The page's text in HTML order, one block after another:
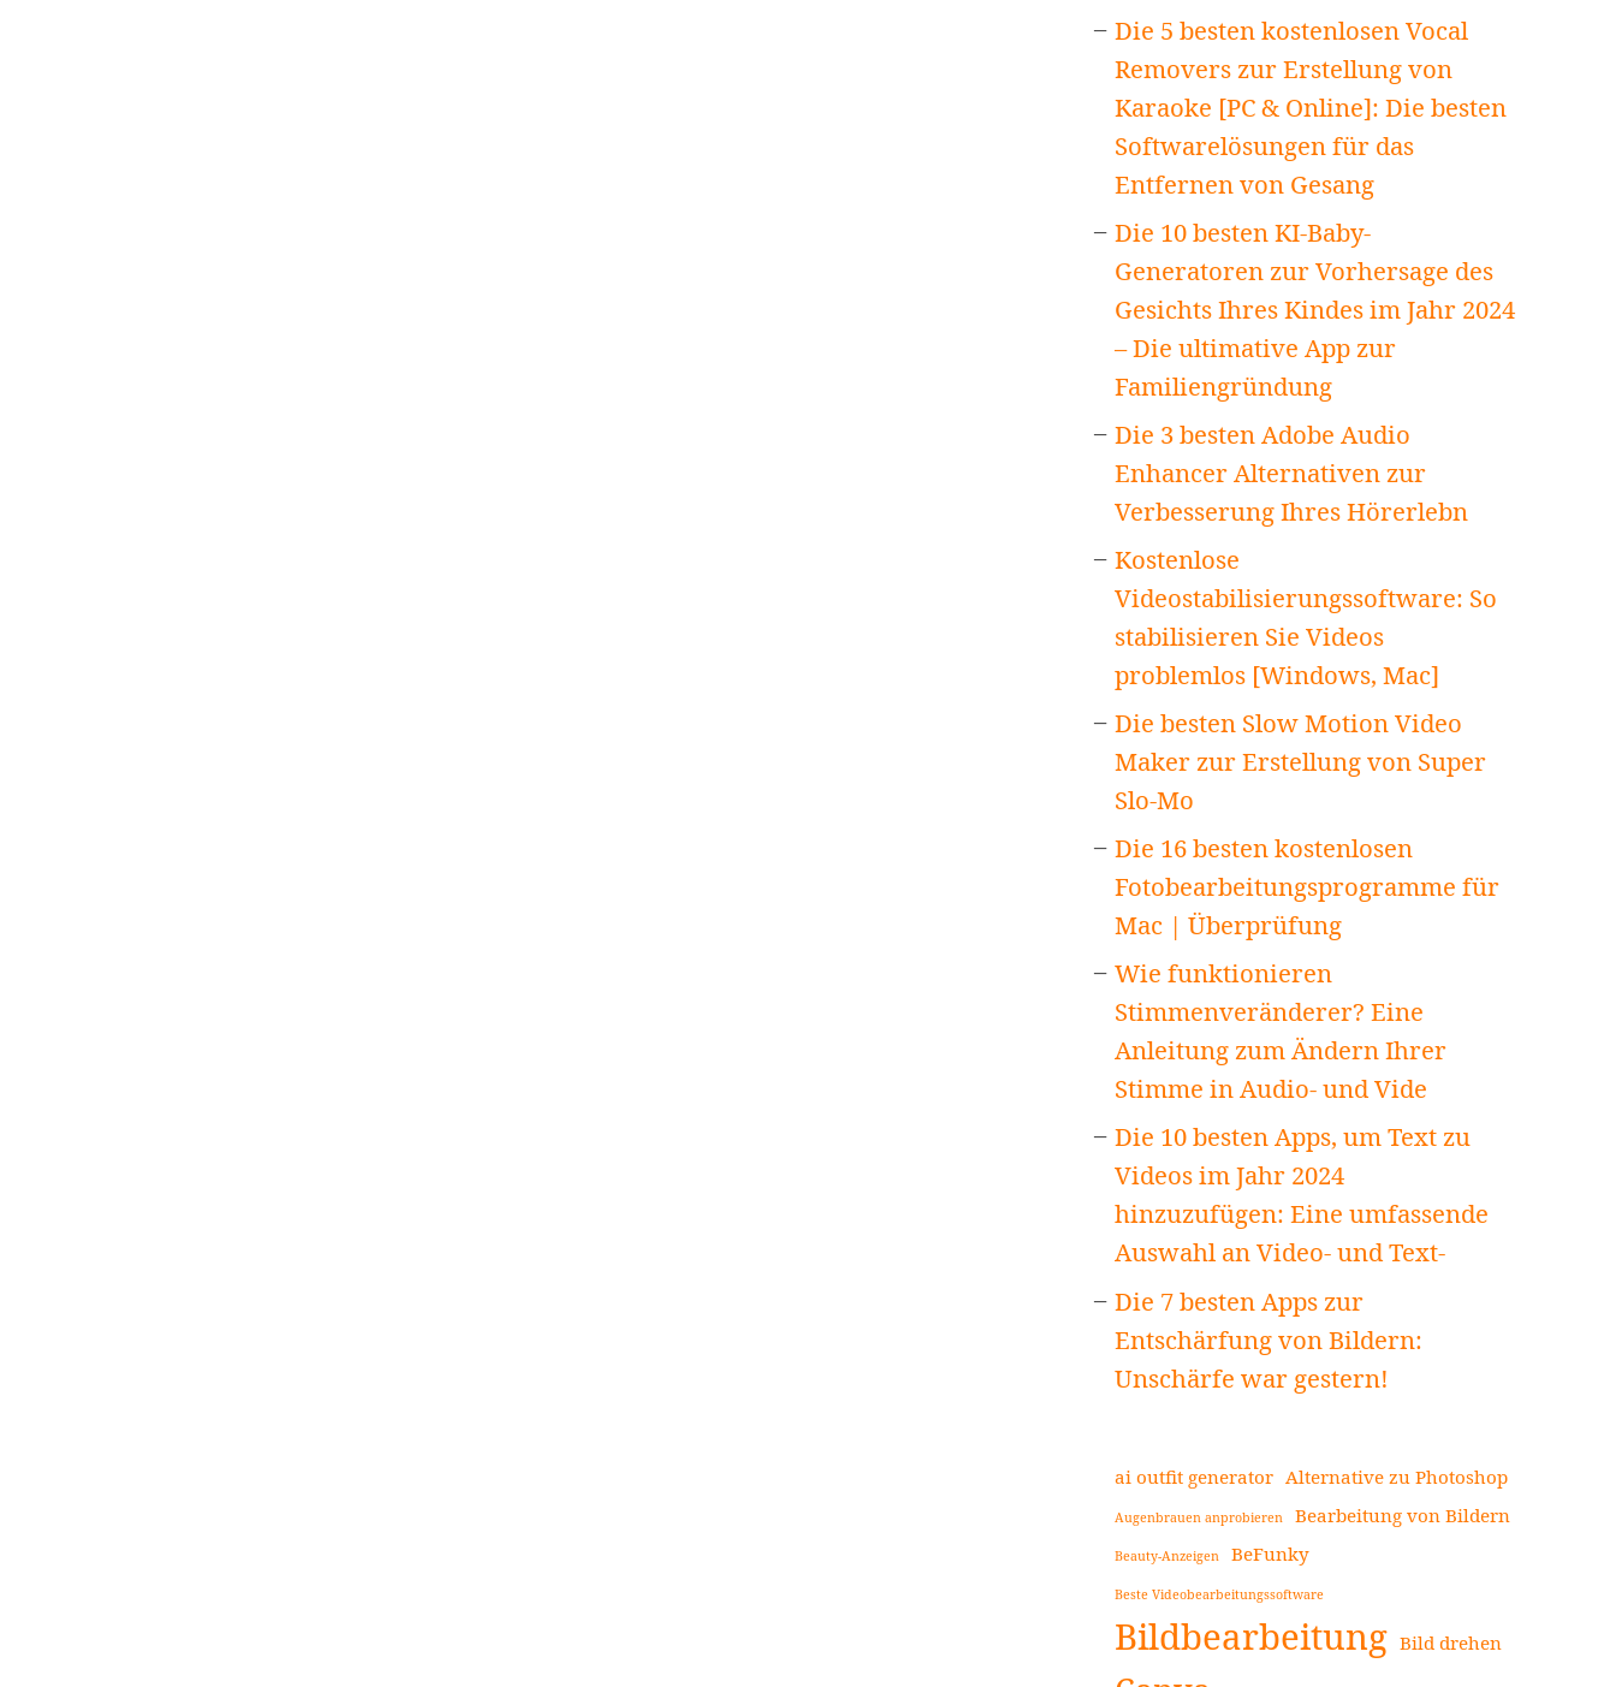
Die 5 besten kostenlosen Vocal
Removers zur Erstellung von
Karaoke [PC & Online]: Die besten
Softwarelösungen für das
Entfernen von Gesang
Die 10 besten KI-Baby-
Generatoren zur Vorhersage des
Gesichts Ihres Kindes im Jahr 2024
– Die ultimative App zur
Familiengründung
Die 3 besten Adobe Audio
Enhancer Alternativen zur
Verbesserung Ihres Hörerlebn
Kostenlose
Videostabilisierungssoftware: So
stabilisieren Sie Videos
problemlos [Windows, Mac]
Die besten Slow Motion Video
Maker zur Erstellung von Super
Slo-Mo
Die 16 besten kostenlosen
Fotobearbeitungsprogramme für
Mac | Überprüfung
Wie funktionieren
Stimmenveränderer? Eine
Anleitung zum Ändern Ihrer
Stimme in Audio- und Vide
Die 10 besten Apps, um Text zu
Videos im Jahr 2024
hinzuzufügen: Eine umfassende
Auswahl an Video- und Text-
Die 7 besten Apps zur
Entschärfung von Bildern:
Unschärfe war gestern!
ai outfit generator Alternative zu Photoshop
Augenbrauen anprobieren Bearbeitung von Bildern
Beauty-Anzeigen BeFunky
Beste Videobearbeitungssoftware
Bildbearbeitung Bild drehen